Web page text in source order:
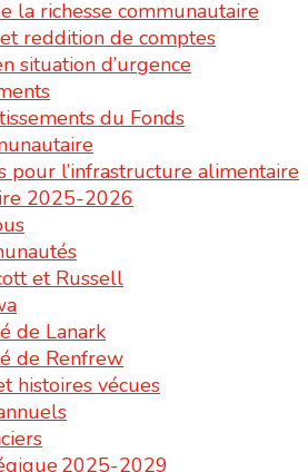
la richesse communautaire
reddition de comptes
situation d’urgence
du Fonds
pour l’infrastructure alimentaire
2025-2026
et Russell
de Lanark
de Renfrew
histoires vécues
2025-2029